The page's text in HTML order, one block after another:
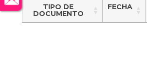
TIPO DE
DOCUMENTO
FECHA